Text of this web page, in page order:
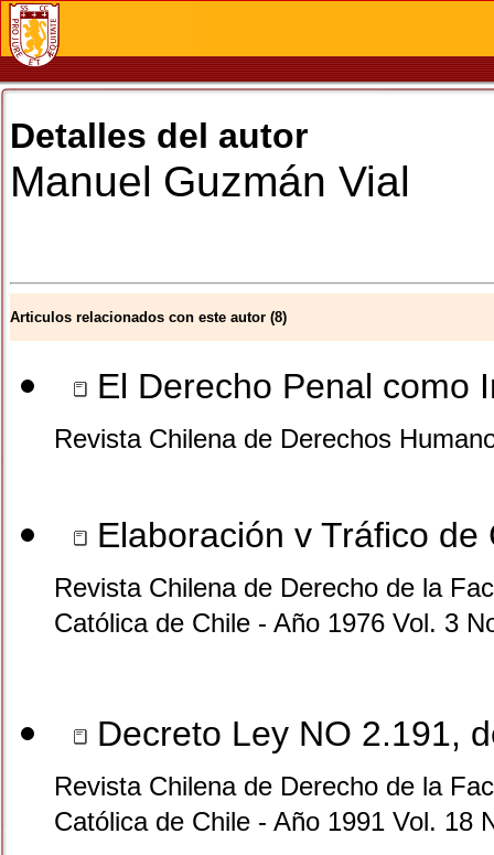
Detalles del autor
Manuel Guzmán Vial
Articulos relacionados con este autor (8)
El Derecho Penal como
Revista Chilena de Derechos
Elaboración v Tráfico
Revista Chilena de Derecho de la
Católica de Chile - Año 1976 Vol. 3
Decreto Ley NO 2.191,
Revista Chilena de Derecho de la
Católica de Chile - Año 1991 Vol. 18